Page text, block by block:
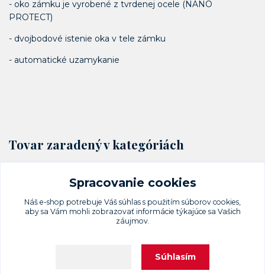
- oko zámku je vyrobené z tvrdenej ocele (NANO
PROTECT)
- dvojbodové istenie oka v tele zámku
- automatické uzamykanie
Tovar zaradený v kategóriách
Upravit sběr cookies.
Spracovanie cookies
Náš e-shop potrebuje Váš súhlas s použitím súborov cookies,
aby sa Vám mohli zobrazovať informácie týkajúce sa Vašich
záujmov.
Súhlasím